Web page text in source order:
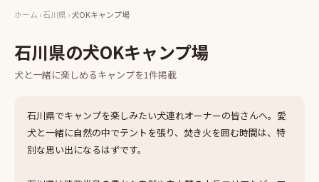
ホーム ›石川県›犬OKキャンプ場
石川県の犬OKキャンプ場
犬と一緒に楽しめるキャンプを1件掲載
石川県でキャンプを楽しみたい犬連れオーナーの皆さんへ。愛
犬と一緒に自然の中でテントを張り、焚き火を囲む時間は、特
別な思い出になるはずです。